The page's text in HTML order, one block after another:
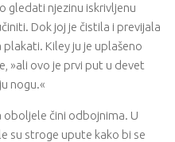
gledati njezinu iskrivljenu
Dok joj je čistila i previjala
Kiley ju je uplašeno
»ali ovo je prvi put u devet
nogu.«
oboljele čini odbojnima. U
su stroge upute kako bi se